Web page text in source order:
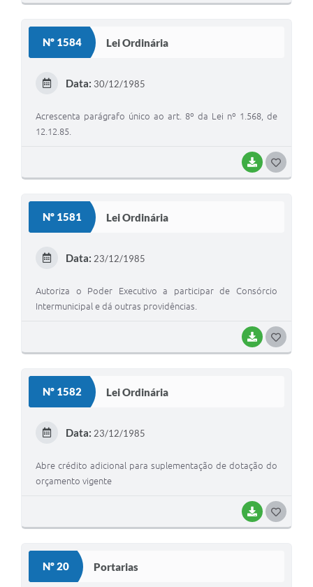
Nº 1584 Lei Ordinária
BAIXAR
Data: 30/12/1985
Acrescenta parágrafo único ao art. 8º da Lei nº 1.568, de
12.12.85.
Nº 1581 Lei Ordinária
BAIXAR
Data: 23/12/1985
Autoriza o Poder Executivo a participar de Consórcio
Intermunicipal e dá outras providências.
Nº 1582 Lei Ordinária
BAIXAR
Data: 23/12/1985
Abre crédito adicional para suplementação de dotação do
orçamento vigente
Nº 20 Portarias